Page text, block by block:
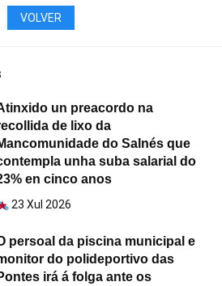
VOLVER
un preacordo na
de lixo da
do Salnés que
unha suba salarial do
en cinco anos
23 Xul 2026
persoal da piscina municipal e
do polideportivo das
irá á folga ante os